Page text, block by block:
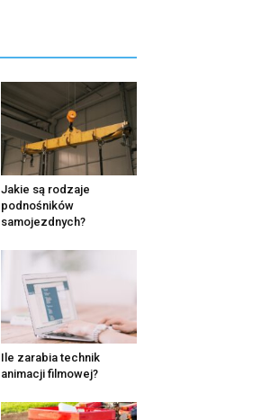
Jakie są rodzaje
podnośników
samojezdnych?
Ile zarabia technik
animacji filmowej?